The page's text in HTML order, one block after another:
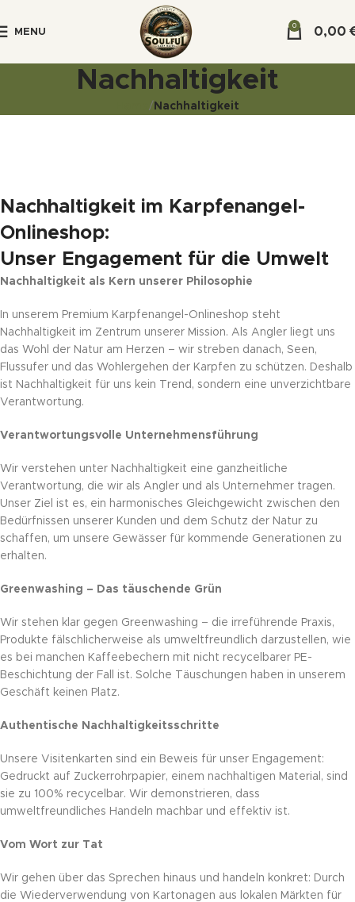
MENU
0 0,00
Nachhaltigkeit
Nachhaltigkeit
Nachhaltigkeit im Karpfenangel-
Onlineshop:
Unser Engagement für die Umwelt
Nachhaltigkeit als Kern unserer Philosophie
In unserem Premium Karpfenangel-Onlineshop steht
Nachhaltigkeit im Zentrum unserer Mission. Als Angler liegt uns
das Wohl der Natur am Herzen – wir streben danach, Seen,
Flussufer und das Wohlergehen der Karpfen zu schützen. Deshalb
ist Nachhaltigkeit für uns kein Trend, sondern eine unverzichtbare
Verantwortung.
Verantwortungsvolle Unternehmensführung
Wir verstehen unter Nachhaltigkeit eine ganzheitliche
Verantwortung, die wir als Angler und als Unternehmer tragen.
Unser Ziel ist es, ein harmonisches Gleichgewicht zwischen den
Bedürfnissen unserer Kunden und dem Schutz der Natur zu
schaffen, um unsere Gewässer für kommende Generationen zu
erhalten.
Greenwashing – Das täuschende Grün
Wir stehen klar gegen Greenwashing – die irreführende Praxis,
Produkte fälschlicherweise als umweltfreundlich darzustellen, wie
es bei manchen Kaffeebechern mit nicht recycelbarer PE-
Beschichtung der Fall ist. Solche Täuschungen haben in unserem
Geschäft keinen Platz.
Authentische Nachhaltigkeitsschritte
Unsere Visitenkarten sind ein Beweis für unser Engagement:
Gedruckt auf Zuckerrohrpapier, einem nachhaltigen Material, sind
sie zu 100% recycelbar. Wir demonstrieren, dass
umweltfreundliches Handeln machbar und effektiv ist.
Vom Wort zur Tat
Wir gehen über das Sprechen hinaus und handeln konkret: Durch
die Wiederverwendung von Kartonagen aus lokalen Märkten für